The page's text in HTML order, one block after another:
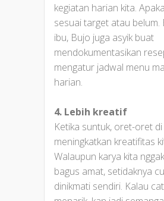
kegiatan harian kita.
sesuai target atau belum.
ibu, Bujo juga asyik buat
mendokumentasikan
mengatur jadwal menu
harian.
4. Lebih kreatif
Ketika suntuk, oret-oret
meningkatkan kreatifitas
Walaupun karya kita
bagus amat, setidaknya
dinikmati sendiri. Kalau